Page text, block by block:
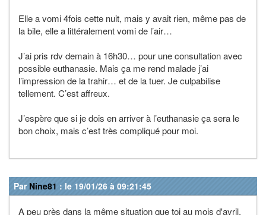
Elle a vomi 4fois cette nuit, mais y avait rien, même pas de
la bile, elle a littéralement vomi de l’air…
J’ai pris rdv demain à 16h30… pour une consultation avec
possible euthanasie. Mais ça me rend malade j’ai
l’impression de la trahir… et de la tuer. Je culpabilise
tellement. C’est affreux.
J’espère que si je dois en arriver à l’euthanasie ça sera le
bon choix, mais c’est très compliqué pour moi.
Par Nine81 : le 19/01/26 à 09:21:45
A peu près dans la même situation que toi au mois d'avril,